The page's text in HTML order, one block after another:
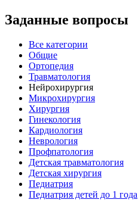
Заданные вопросы
Все категории
Общие
Ортопедия
Травматология
Нейрохирургия
Микрохирургия
Хирургия
Гинекология
Кардиология
Неврология
Профпатология
Детская травматология
Детская хирургия
Педиатрия
Педиатрия детей до 1 года